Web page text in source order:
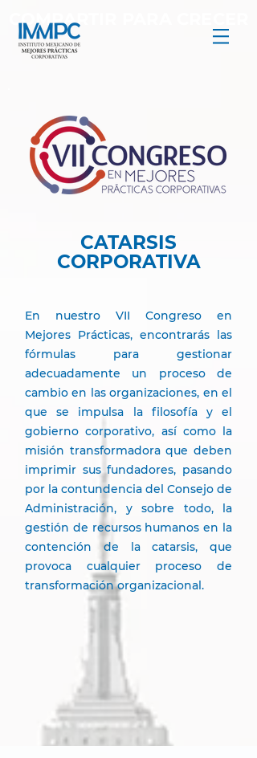
COMPARTIR PARA CRECER
CATARSIS
CORPORATIVA
En nuestro VII Congreso en
Mejores Prácticas, encontrarás las
fórmulas para gestionar
adecuadamente un proceso de
cambio en las organizaciones, en el
que se impulsa la filosofía y el
gobierno corporativo, así como la
misión transformadora que deben
imprimir sus fundadores, pasando
por la contundencia del Consejo de
Administración, y sobre todo, la
gestión de recursos humanos en la
contención de la catarsis, que
provoca cualquier proceso de
transformación organizacional.